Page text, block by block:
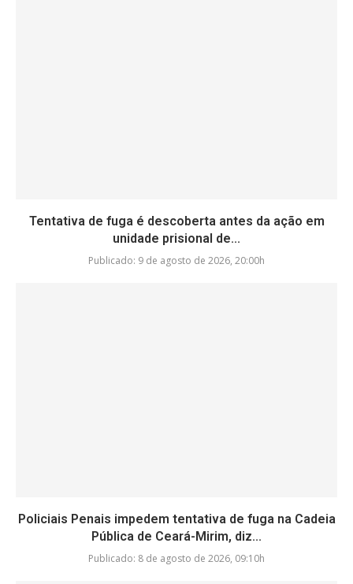
Tentativa de fuga é descoberta antes da ação em
unidade prisional de...
Publicado: 9 de agosto de 2026, 20:00h
Policiais Penais impedem tentativa de fuga na Cadeia
Pública de Ceará-Mirim, diz...
Publicado: 8 de agosto de 2026, 09:10h